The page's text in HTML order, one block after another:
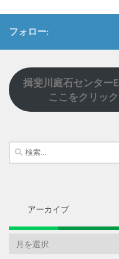
フォロー:
揖斐川庭石センター
ここをクリック
検
索:
アーカイブ